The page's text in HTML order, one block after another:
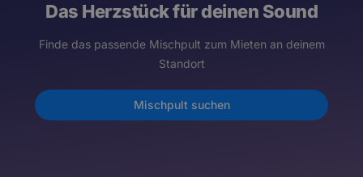
Das Herzstück für deinen Sound
Finde das passende Mischpult zum Mieten an deinem
Standort
Mischpult suchen